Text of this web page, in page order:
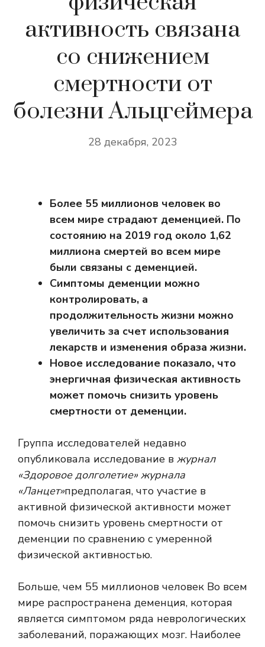
активность связана
со снижением
смертности от
болезни Альцгеймера
28 декабря, 2023
Более 55 миллионов человек во
всем мире страдают деменцией. По
состоянию на 2019 год около 1,62
миллиона смертей во всем мире
были связаны с деменцией.
Симптомы деменции можно
контролировать, а
продолжительность жизни можно
увеличить за счет использования
лекарств и изменения образа жизни.
Новое исследование показало, что
энергичная физическая активность
может помочь снизить уровень
смертности от деменции.
Группа исследователей недавно
опубликовала исследование в журнал
«Здоровое долголетие» журнала
«Ланцет»предполагая, что участие в
активной физической активности может
помочь снизить уровень смертности от
деменции по сравнению с умеренной
физической активностью.
Больше, чем 55 миллионов человек Во всем
мире распространена деменция, которая
является симптомом ряда неврологических
заболеваний, поражающих мозг. Наиболее